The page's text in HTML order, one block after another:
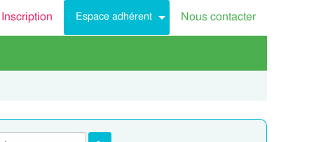
Inscription Espace adhérent Nous contacter